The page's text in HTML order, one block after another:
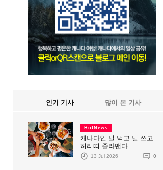
인기 기사 많이 본 기사
HotNews
캐나다인 덜 먹고 덜 쓰고
허리띠 졸라맨다
13 Jul 2026 0